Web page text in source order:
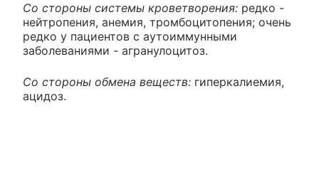
Со стороны системы кроветворения: редко -
нейтропения, анемия, тромбоцитопения; очень
редко у пациентов с аутоиммунными
заболеваниями - агранулоцитоз.
Со стороны обмена веществ: гиперкалиемия,
ацидоз.